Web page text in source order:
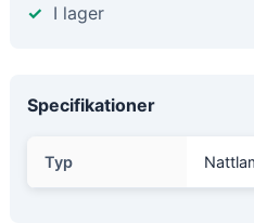
I lager
Specifikationer
Typ